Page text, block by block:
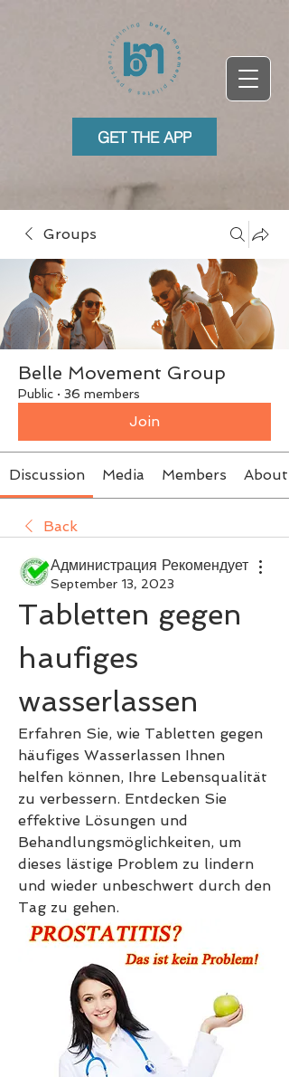
GET THE APP
Groups
Belle Movement Group
Public · 36 members
Join
Discussion Media Members About
Back
Администрация Рекомендует
September 13, 2023
Tabletten gegen
haufiges
wasserlassen
Erfahren Sie, wie Tabletten gegen
häufiges Wasserlassen Ihnen
helfen können, Ihre Lebensqualität
zu verbessern. Entdecken Sie
effektive Lösungen und
Behandlungsmöglichkeiten, um
dieses lästige Problem zu lindern
und wieder unbeschwert durch den
Tag zu gehen.